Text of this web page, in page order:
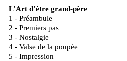
L’Art d’être grand-père
1 - Préambule
2 - Premiers pas
3 - Nostalgie
4 - Valse de la poupée
5 - Impression